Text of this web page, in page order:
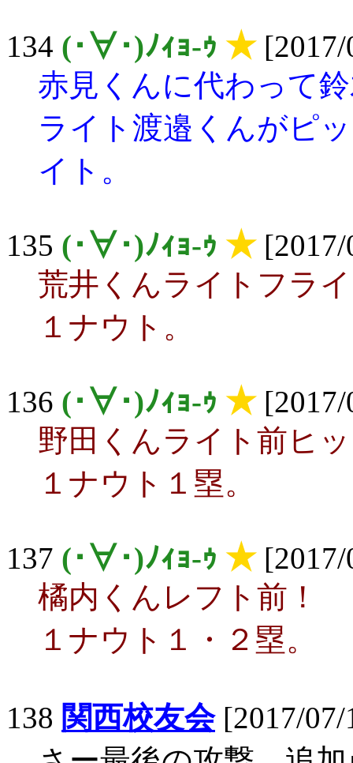
134 (･∀･)ﾉｨｮ-ｩ ★[2017/
赤見くんに代わって
ライト渡邉くんがピ
イト。
135 (･∀･)ﾉｨｮ-ｩ ★[2017/
荒井くんライトフラ
１ナウト。
136 (･∀･)ﾉｨｮ-ｩ ★[2017/
野田くんライト前ヒ
１ナウト１塁。
137 (･∀･)ﾉｨｮ-ｩ ★[2017/
橘内くんレフト前！
１ナウト１・２塁。
138 関西校友会[2017/07/